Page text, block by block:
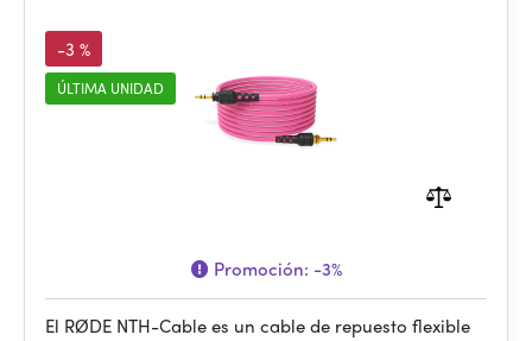
-3 %
ÚLTIMA UNIDAD
Promoción: -3%
El RØDE NTH-Cable es un cable de repuesto flexible